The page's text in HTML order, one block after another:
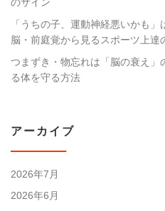
のサイン
「うちの子、運動神経悪いかも
脳・前庭覚から見るスポーツ上達
つまずき・物忘れは「脳の衰え
る体を守る方法
アーカイブ
2026年7月
2026年6月